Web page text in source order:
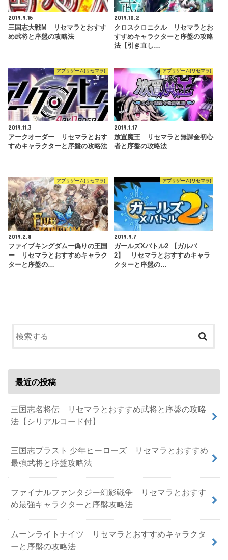
2019.9.16
三国志大戦M リセマラとおすす
め武将と序盤の攻略法
2019.10.2
クロスクロニクル リセマラとお
すすめキャラクターと序盤の攻略
法【引き直し…
アプリゲーム(リセマラ)
2019.11.3
アークオーダー リセマラとおす
すめキャラクターと序盤の攻略法
アプリゲーム(リセマラ)
2019.1.17
放置魔王 リセマラと無課金初心
者と序盤の攻略法
アプリゲーム(リセマラ)
2019.2.8
ファイブキングダムー偽りの王国
ー リセマラとおすすめキャラク
ターと序盤の…
アプリゲーム(リセマラ)
2019.9.7
ガールズXバトル2 【ガルバ
2】 リセマラとおすすめキャラ
クターと序盤の…
最近の投稿
三国志名将伝 リセマラとおすすめ武将と序盤の攻略
法【シリアルコード付】
三国志ブラスト 少年ヒーローズ リセマラとおすすめ
最強武将と序盤攻略法
ファイナルファンタジー幻影戦争 リセマラとおすす
め最強キャラクターと序盤攻略法
ムーンライトナイツ リセマラとおすすめキャラクタ
ーと序盤の攻略法